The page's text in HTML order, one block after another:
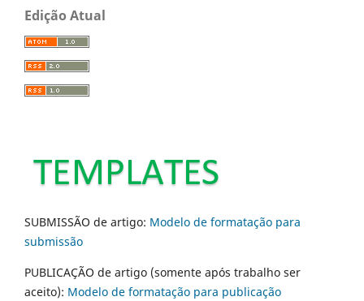
Edição Atual
SUBMISSÃO de artigo: Modelo de formatação para
submissão
PUBLICAÇÃO de artigo (somente após trabalho ser
aceito): Modelo de formatação para publicação